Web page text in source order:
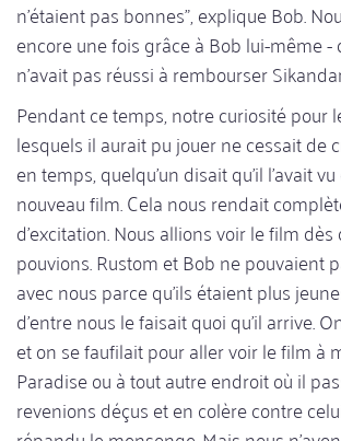
n'étaient pas bonnes", explique Bob.
encore une fois grâce à Bob lui-même -
n'avait pas réussi à rembourser
Pendant ce temps, notre curiosité pour
lesquels il aurait pu jouer ne cessait de
en temps, quelqu'un disait qu'il l'avait
nouveau film. Cela nous rendait
d'excitation. Nous allions voir le film
pouvions. Rustom et Bob ne pouvaient
avec nous parce qu'ils étaient plus
d'entre nous le faisait quoi qu'il arrive.
et on se faufilait pour aller voir le film à
Paradise ou à tout autre endroit où il
revenions déçus et en colère contre